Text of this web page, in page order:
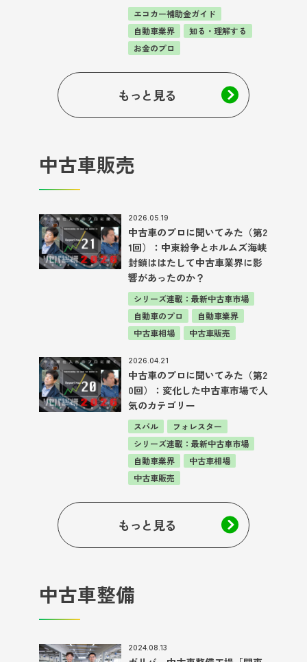
エコカー補助金ガイド
自動車業界
知る・理解する
お金のプロ
もっと見る
中古車販売
2026.05.19
中古車のプロに聞いてみた（第2
1回）：中東紛争とホルムズ海峡
封鎖ははたして中古車業界に影
響があったのか？
シリーズ連載：最新中古車市場
自動車のプロ
自動車業界
中古車相場
中古車販売
2026.04.21
中古車のプロに聞いてみた（第2
0回）：変化した中古車市場で人
気のカテゴリー
スバル
フォレスター
シリーズ連載：最新中古車市場
自動車業界
中古車相場
中古車販売
もっと見る
中古車整備
2024.08.13